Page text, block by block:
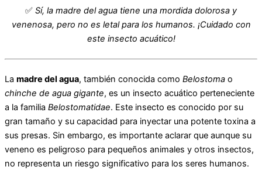
✅ Sí, la madre del agua tiene una mordida dolorosa y
venenosa, pero no es letal para los humanos. ¡Cuidado con
este insecto acuático!
La madre del agua, también conocida como Belostoma o
chinche de agua gigante, es un insecto acuático perteneciente
a la familia Belostomatidae. Este insecto es conocido por su
gran tamaño y su capacidad para inyectar una potente toxina a
sus presas. Sin embargo, es importante aclarar que aunque su
veneno es peligroso para pequeños animales y otros insectos,
no representa un riesgo significativo para los seres humanos.